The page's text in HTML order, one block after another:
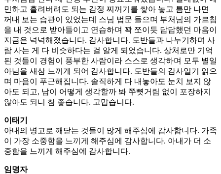
민하고 흘려버려도 되는 감정 찌꺼기를 쌓아 놓고 틈만 나면
꺼내 보는 습관이 있었는데 스님 법문 들으며 부처님의 가르침
을 내 것으로 받아들이고 연습하며 꽉 쪼이듯 답답했던 마음이
지금은 넉넉해졌습니다. 감사합니다. 도반들과 나누기하며 사
람 사는 게 다 비슷하다는 걸 알게 되었습니다. 상처로만 기억
된 것들이 경험이 풍부한 사람이라 스스로 생각하며 모두 별일
아님을 새삼 느끼게 되어 감사합니다. 도반들의 감사일기 읽으
며 마음이 푸근해집니다. 솔직하게 다 내놓아도 눈치 보지 않
아도 되고, 남이 어떻게 생각할까 봐 쭈뼛거림 없이 포장하지
않아도 되니 참 좋습니다. 고맙습니다.
이태기
아내의 병고로 깨닫는 것들이 많게 해주심에 감사합니다. 가족
이 가장 소중함을 느끼게 해주심에 감사합니다. 아내가 더 소
중함을 느끼게 해주심에 감사합니다.
임명자